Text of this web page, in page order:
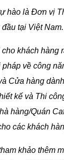
hào là Đơn vị
tại Việt Nam.
khách hàng
pháp về công
Cửa hàng
kế và Thi
hàng/Quán
các khách
khảo thêm